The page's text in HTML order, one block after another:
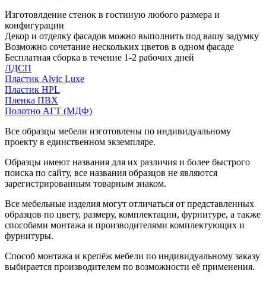
Изготовлдение стенок в гостиную любого размера и
конфигурации
Декор и отделку фасадов можно выполнить под вашу задумку
Возможно сочетание нескольких цветов в одном фасаде
Бесплатная сборка в течение 1-2 рабочих дней
ЛДСП
Пластик Alvic Luxe
Пластик HPL
Пленка ПВХ
Полотно АГТ (МДФ)
Все образцы мебели изготовлены по индивидуальному
проекту в единственном экземпляре.
Образцы имеют названия для их различия и более быстрого
поиска по сайту, все названия образцов не являются
зарегистрированным товарным знаком.
Все мебельные изделия могут отличаться от представленных
образцов по цвету, размеру, комплектации, фурнитуре, а также
способами монтажа и производителями комплектующих и
фурнитуры.
Способ монтажа и крепёж мебели по индивидуальному заказу
выбирается производителем по возможности её применения.